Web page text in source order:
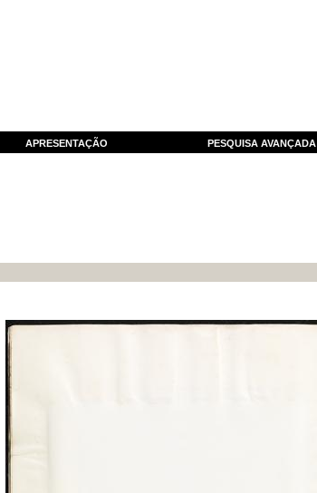
APRESENTAÇÃO PESQUISA AVANÇADA